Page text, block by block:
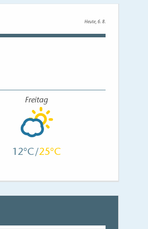
Heute, 6. 8.
Freitag
12 25